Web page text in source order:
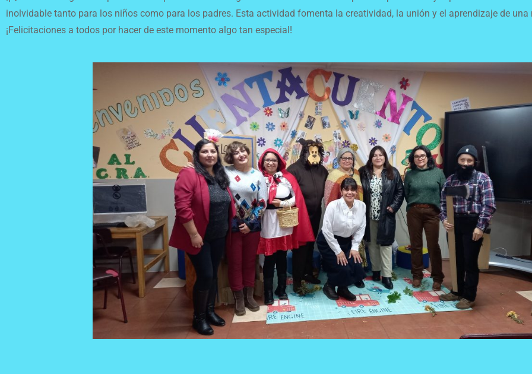
inolvidable tanto para los niños como para los padres. Esta actividad fomenta la creatividad, la unión y el aprendizaje de
¡Felicitaciones a todos por hacer de este momento algo tan especial!